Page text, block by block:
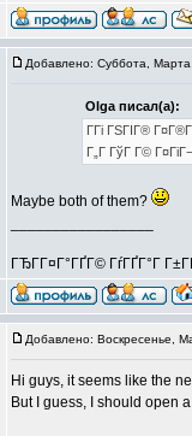
Добавлено: Суббота,
Olga писал(а):
Г­Гі ГЅГІГ®
Г„Г ГўГ Г©
Maybe both of them?
ГЂГ­Г¤Г°ГҐГ© ГѓГҐГ°Г
Добавлено: Воскресенье,
Hi guys, it seems like the
But I guess, I should open